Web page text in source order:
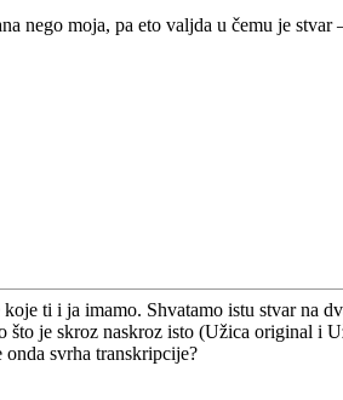
nego moja, pa eto valjda u čemu je
ti i ja imamo. Shvatamo istu stvar na
je skroz naskroz isto (Užica original i
svrha transkripcije?